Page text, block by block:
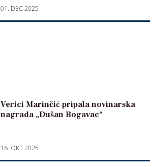
01. DEC 2025
Verici Marinčić pripala novinarska
nagrada „Dušan Bogavac“
16. OKT 2025